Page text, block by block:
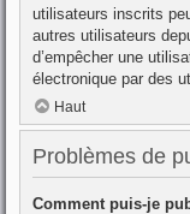
utilisateurs inscrits
autres utilisateurs
d’empêcher une
électronique par des
Haut
Problèmes de
Comment puis-je